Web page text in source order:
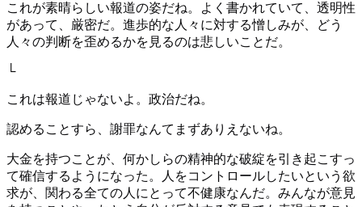
これが素晴らしい報道の姿だね。よく書かれていて、透明性
があって、厳密だ。進歩的な人々に対する憎しみが、どう
人々の判断を歪めるかを見るのは悲しいことだ。
└
これは報道じゃないよ。政治だね。
認めることすら、謝罪なんてまずありえないね。
大金を持つことが、何かしらの精神的な破綻を引き起こすっ
て確信するようになった。人をコントロールしたいという欲
求が、関わる全ての人にとって不健康なんだ。みんなが意見